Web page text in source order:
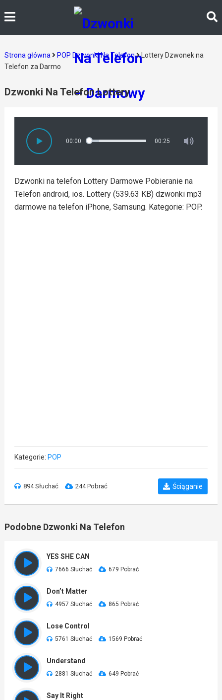
Strona główna POP Dzwonki Na Telefon
Lottery Dzwonek na
Telefon za Darmo
Dzwonki Na Telefon Lottery
00:00 00:25
Dzwonki na telefon Lottery Darmowe Pobieranie na
Telefon android, ios. Lottery (539.63 KB) dzwonki mp3
darmowe na telefon iPhone, Samsung. Kategorie: POP.
Kategorie: POP
894 Słuchać 244 Pobrać Ściąganie
Podobne Dzwonki Na Telefon
YES SHE CAN
7666 Słuchać 679 Pobrać
Don’t Matter
4957 Słuchać 865 Pobrać
Lose Control
5761 Słuchać 1569 Pobrać
Understand
2881 Słuchać 649 Pobrać
Say It Right